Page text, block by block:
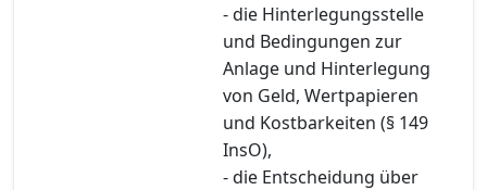
- die Hinterlegungsstelle
und Bedingungen zur
Anlage und Hinterlegung
von Geld, Wertpapieren
und Kostbarkeiten (§ 149
InsO),
- die Entscheidung über